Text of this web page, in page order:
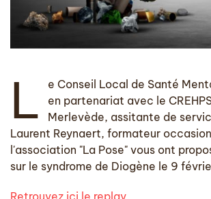
L
e Conseil Local de Santé
en partenariat avec le
Merlevède, assitante de
Laurent Reynaert, formateur
l'association "La Pose" vous ont
sur le syndrome de Diogène le 9